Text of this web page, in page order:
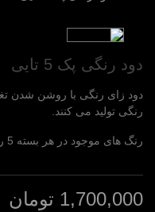
دود رنگی پک 5 تایی
رنگی تولید می کنند.
رنگ های موجود در هر بسته 5 رنگ متفاوت می باشد.
1,700,000 تومان